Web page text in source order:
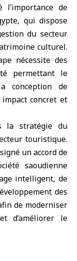
de
qui dispose
du secteur
culturel.
nécessite des
permettant le
conception de
concret et
la stratégie du
touristique.
un accord de
saoudienne
intelligent, de
des
de moderniser
d’améliorer le